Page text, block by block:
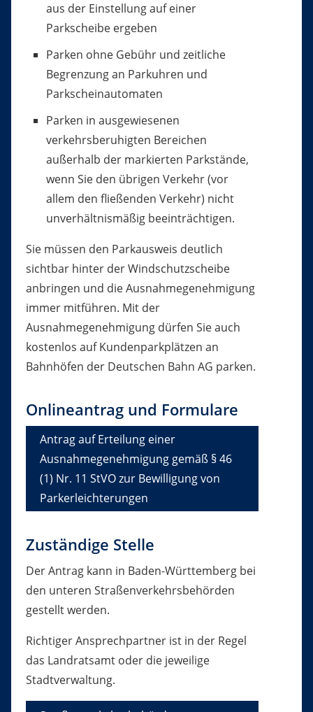
aus der Einstellung auf einer
Parkscheibe ergeben
Parken ohne Gebühr und zeitliche
Begrenzung an Parkuhren und
Parkscheinautomaten
Parken in ausgewiesenen
verkehrsberuhigten Bereichen
außerhalb der markierten Parkstände,
wenn Sie den übrigen Verkehr (vor
allem den fließenden Verkehr) nicht
unverhältnismäßig beeinträchtigen.
Sie müssen den Parkausweis deutlich
sichtbar hinter der Windschutzscheibe
anbringen und die Ausnahmegenehmigung
immer mitführen. Mit der
Ausnahmegenehmigung dürfen Sie auch
kostenlos auf Kundenparkplätzen an
Bahnhöfen der Deutschen Bahn AG parken.
Onlineantrag und Formulare
Antrag auf Erteilung einer
Ausnahmegenehmigung gemäß § 46
(1) Nr. 11 StVO zur Bewilligung von
Parkerleichterungen
Zuständige Stelle
Der Antrag kann in Baden-Württemberg bei
den unteren Straßenverkehrsbehörden
gestellt werden.
Richtiger Ansprechpartner ist in der Regel
das Landratsamt oder die jeweilige
Stadtverwaltung.